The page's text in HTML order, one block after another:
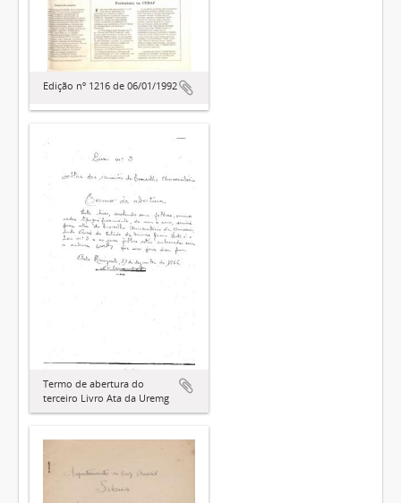
Edição nº 1216 de 06/01/1992
Termo de abertura do
terceiro Livro Ata da Uremg